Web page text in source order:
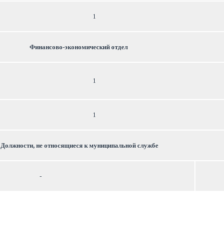
1
Финансово-экономический отдел
1
1
Должности, не относящиеся к муниципальной службе
-